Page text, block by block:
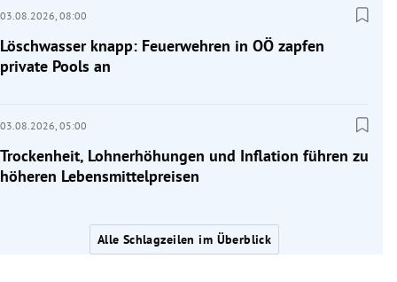
03.08.2026, 08:00
Löschwasser knapp: Feuerwehren in OÖ zapfen
private Pools an
03.08.2026, 05:00
Trockenheit, Lohnerhöhungen und Inflation führen zu
höheren Lebensmittelpreisen
Alle Schlagzeilen im Überblick